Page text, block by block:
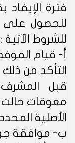
فترة الإيفاد
للحصول على
للشروط الآتية :
أ- قيام
التأكد من ذلك
قبل
معوقات حالت
الأصلية
ب- موافقة